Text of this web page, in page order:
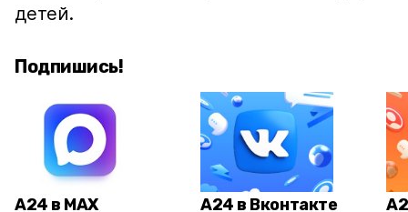
детей.
Подпишись!
А24 в MAX А24 в Вконтакте